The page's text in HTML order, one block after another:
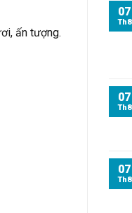
ấn tượng.
07
Th8
07
Th8
07
Th8